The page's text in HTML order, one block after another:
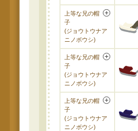
上等な兄の帽
子
(ジョウトウナア
ニノボウシ)
上等な兄の帽
子
(ジョウトウナア
ニノボウシ)
上等な兄の帽
子
(ジョウトウナア
ニノボウシ)